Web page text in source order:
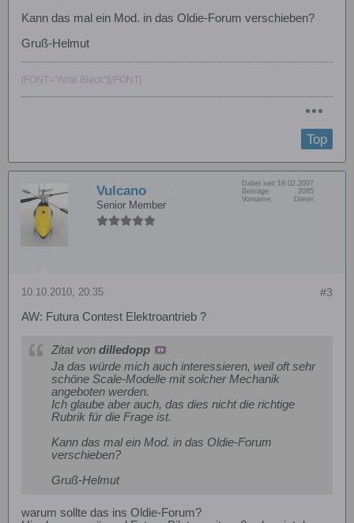
Kann das mal ein Mod. in das Oldie-Forum verschieben?
Gruß-Helmut
[FONT="Arial Black"][/FONT]
Top
Vulcano
Senior Member
Dabei seit: 19.02.2007
Beiträge:
2085
Vorname:
Dieter
#3
10.10.2010, 20:35
AW: Futura Contest Elektroantrieb ?
Zitat von dilledopp
Ja das würde mich auch interessieren, weil oft sehr
schöne Scale-Modelle mit solcher Mechanik
angeboten werden.
Ich glaube aber auch, das dies nicht die richtige
Rubrik für die Frage ist.
Kann das mal ein Mod. in das Oldie-Forum
verschieben?
Gruß-Helmut
warum sollte das ins Oldie-Forum?